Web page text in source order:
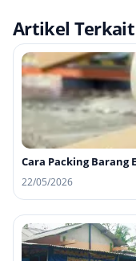
Artikel Terkait
Cara Packing Barang
22/05/2026